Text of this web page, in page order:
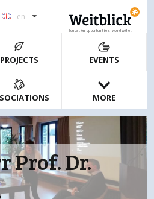
en
Education opportunities worldwide!
PROJECTS EVENTS
MORE
Prof. Dr.